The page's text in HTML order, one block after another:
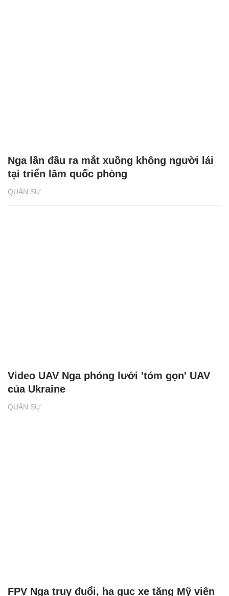
QUÂN SỰ
Nga lần đầu ra mắt xuồng không người lái
tại triển lãm quốc phòng
QUÂN SỰ
Video UAV Nga phóng lưới 'tóm gọn' UAV
của Ukraine
FPV Nga truy đuổi, hạ gục xe tăng Mỹ viện